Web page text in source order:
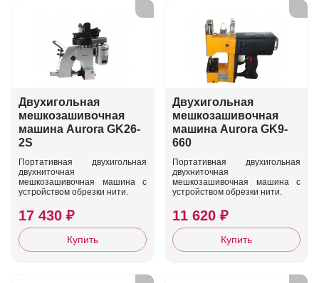
Двухигольная
мешкозашивочная
машина Aurora GK26-
2S
Портативная двухигольная
двухниточная
мешкозашивочная машина с
устройством обрезки нити.
17 430 ₽
Купить
Двухигольная
мешкозашивочная
машина Aurora GK9-
660
Портативная двухигольная
двухниточная
мешкозашивочная машина с
устройством обрезки нити.
11 620 ₽
Купить